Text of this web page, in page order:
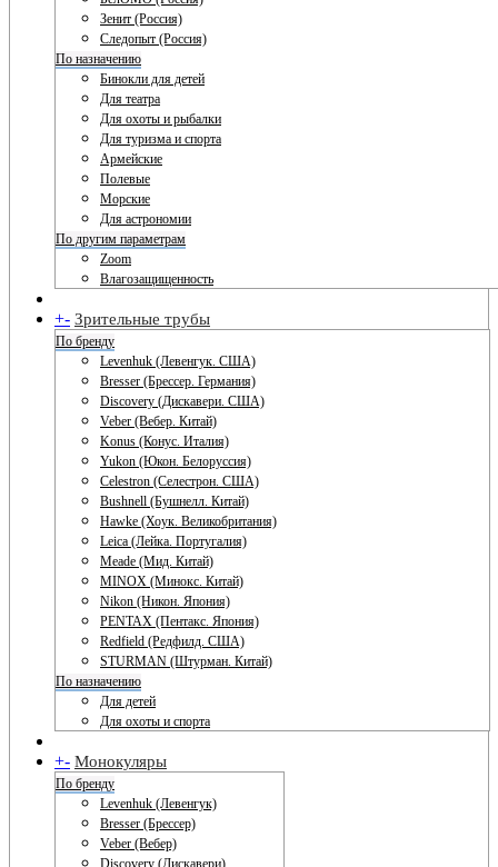
Зенит (Россия)
Следопыт (Россия)
По назначению
Бинокли для детей
Для театра
Для охоты и рыбалки
Для туризма и спорта
Армейские
Полевые
Морские
Для астрономии
По другим параметрам
Zoom
Влагозащищенность
+- Зрительные трубы
По бренду
Levenhuk (Левенгук. США)
Bresser (Брессер. Германия)
Discovery (Дискавери. США)
Veber (Вебер. Китай)
Konus (Конус. Италия)
Yukon (Юкон. Белоруссия)
Celestron (Селестрон. США)
Bushnell (Бушнелл. Китай)
Hawke (Хоук. Великобритания)
Leica (Лейка. Португалия)
Meade (Мид. Китай)
MINOX (Минокс. Китай)
Nikon (Никон. Япония)
PENTAX (Пентакс. Япония)
Redfield (Редфилд. США)
STURMAN (Штурман. Китай)
По назначению
Для детей
Для охоты и спорта
+- Монокуляры
По бренду
Levenhuk (Левенгук)
Bresser (Брессер)
Veber (Вебер)
Discovery (Дискавери)